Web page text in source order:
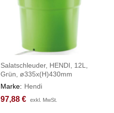
Salatschleuder, HENDI, 12L,
Grün, ø335x(H)430mm
Marke: Hendi
97,88 € exkl. MwSt.
97,88 € exkl. MwSt.